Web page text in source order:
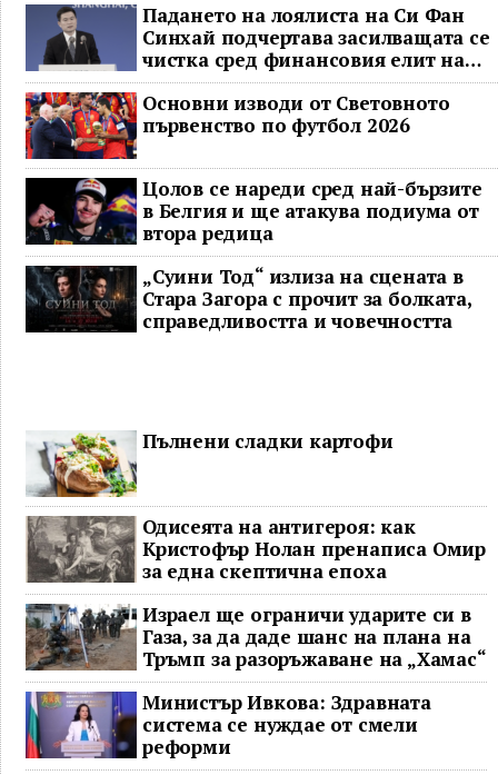
Падането на лоялиста на Си Фан
Синхай подчертава засилващата се
чистка сред финансовия елит на
Китай
Основни изводи от Световното
първенство по футбол 2026
Цолов се нареди сред най-бързите
в Белгия и ще атакува подиума от
втора редица
„Суини Тод“ излиза на сцената в
Стара Загора с прочит за болката,
справедливостта и човечността
Пълнени сладки картофи
Одисеята на антигероя: как
Кристофър Нолан пренаписа Омир
за една скептична епоха
Израел ще ограничи ударите си в
Газа, за да даде шанс на плана на
Тръмп за разоръжаване на „Хамас“
Министър Ивкова: Здравната
система се нуждае от смели
реформи